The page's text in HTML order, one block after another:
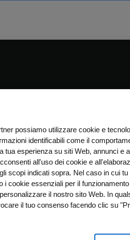
possiamo utilizzare cookie e
identificabili come il
tua esperienza su siti Web, annunci e
all'uso dei cookie e
scopi indicati sopra. Nel caso in cui
i cookie essenziali per il
il nostro sito Web. In
il tuo consenso facendo clic su